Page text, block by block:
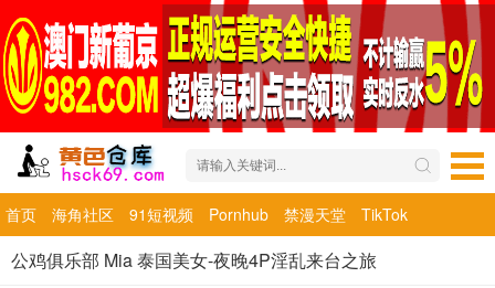
首页 海角社区 91短视频 Pornhub 禁漫天堂 TikTok
公鸡俱乐部 Mia 泰国美女-夜晚4P淫乱来台之旅